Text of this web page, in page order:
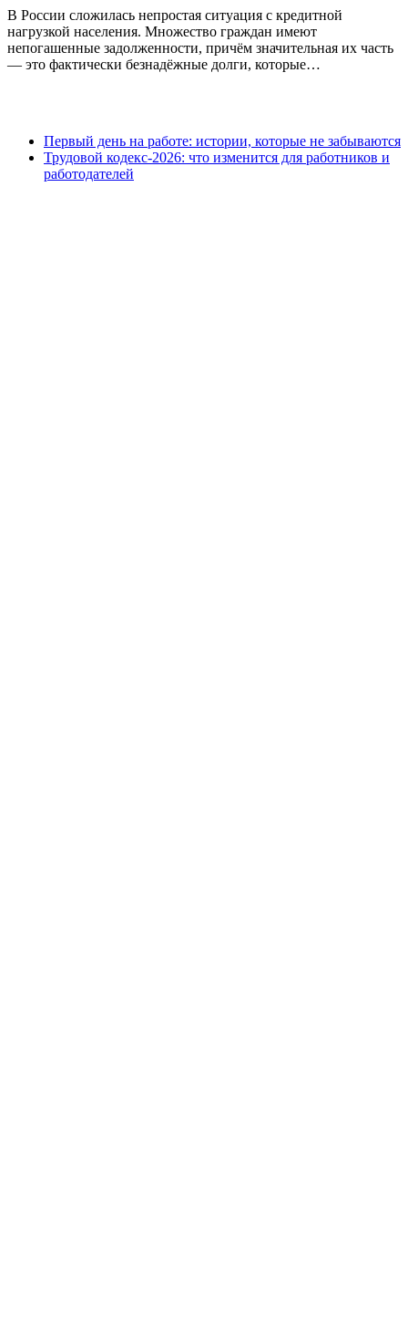
В России сложилась непростая ситуация с кредитной
нагрузкой населения. Множество граждан имеют
непогашенные задолженности, причём значительная их часть
— это фактически безнадёжные долги, которые…
Первый день на работе: истории, которые не забываются
Трудовой кодекс-2026: что изменится для работников и
работодателей